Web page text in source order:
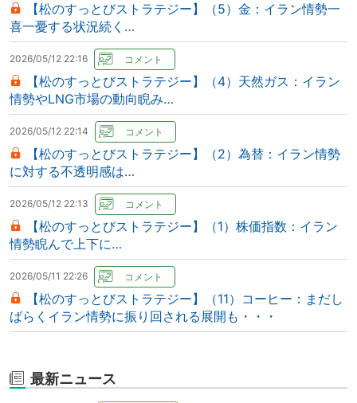
【松のすっとびストラテジー】（5）金：イラン情勢一
喜一憂する状況続く…
2026/05/12 22:16
【松のすっとびストラテジー】（4）天然ガス：イラン
情勢やLNG市場の動向睨み…
2026/05/12 22:14
【松のすっとびストラテジー】（2）為替：イラン情勢
に対する不透明感は…
2026/05/12 22:13
【松のすっとびストラテジー】（1）株価指数：イラン
情勢睨んで上下に…
2026/05/11 22:26
【松のすっとびストラテジー】（11）コーヒー：まだし
ばらくイラン情勢に振り回される展開も・・・
最新ニュース